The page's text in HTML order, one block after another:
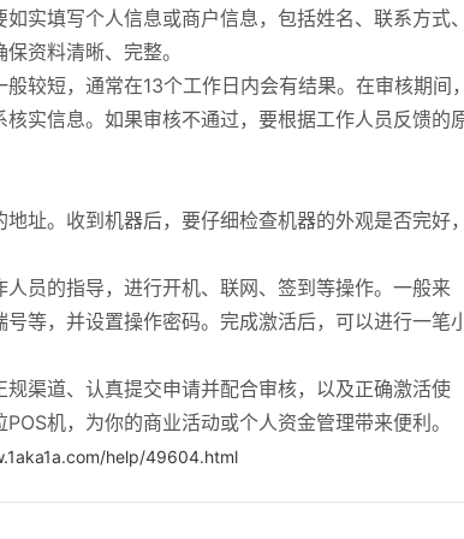
实填写个人信息或商户信息，包括姓名、联系方式、
资料清晰、完整。
较短，通常在13个工作日内会有结果。在审核期间，
实信息。如果审核不通过，要根据工作人员反馈的
址。收到机器后，要仔细检查机器的外观是否完好，
员的指导，进行开机、联网、签到等操作。一般来
等，并设置操作密码。完成激活后，可以进行一笔
渠道、认真提交申请并配合审核，以及正确激活使
机，为你的商业活动或个人资金管理带来便利。
help/49604.html